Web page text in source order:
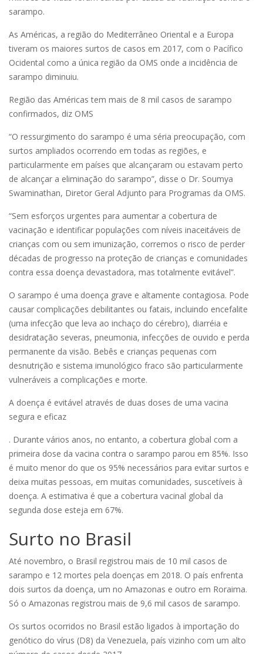
sarampo.
As Américas, a região do Mediterrâneo Oriental e a Europa
tiveram os maiores surtos de casos em 2017, com o Pacífico
Ocidental como a única região da OMS onde a incidência de
sarampo diminuiu.
Região das Américas tem mais de 8 mil casos de sarampo
confirmados, diz OMS
“O ressurgimento do sarampo é uma séria preocupação, com
surtos ampliados ocorrendo em todas as regiões, e
particularmente em países que alcançaram ou estavam perto
de alcançar a eliminação do sarampo”, disse o Dr. Soumya
Swaminathan, Diretor Geral Adjunto para Programas da OMS.
“Sem esforços urgentes para aumentar a cobertura de
vacinação e identificar populações com níveis inaceitáveis ​​de
crianças com ou sem imunização, corremos o risco de perder
décadas de progresso na proteção de crianças e comunidades
contra essa doença devastadora, mas totalmente evitável”.
O sarampo é uma doença grave e altamente contagiosa. Pode
causar complicações debilitantes ou fatais, incluindo encefalite
(uma infecção que leva ao inchaço do cérebro), diarréia e
desidratação severas, pneumonia, infecções de ouvido e perda
permanente da visão. Bebês e crianças pequenas com
desnutrição e sistema imunológico fraco são particularmente
vulneráveis ​​a complicações e morte.
A doença é evitável através de duas doses de uma vacina
segura e eficaz
. Durante vários anos, no entanto, a cobertura global com a
primeira dose da vacina contra o sarampo parou em 85%. Isso
é muito menor do que os 95% necessários para evitar surtos e
deixa muitas pessoas, em muitas comunidades, suscetíveis à
doença. A estimativa é que a cobertura vacinal global da
segunda dose esteja em 67%.
Surto no Brasil
Até novembro, o Brasil registrou mais de 10 mil casos de
sarampo e 12 mortes pela doenças em 2018. O país enfrenta
dois surtos da doença, um no Amazonas e outro em Roraima.
Só o Amazonas registrou mais de 9,6 mil casos de sarampo.
Os surtos ocorridos no Brasil estão ligados à importação do
genótico do vírus (D8) da Venezuela, país vizinho com um alto